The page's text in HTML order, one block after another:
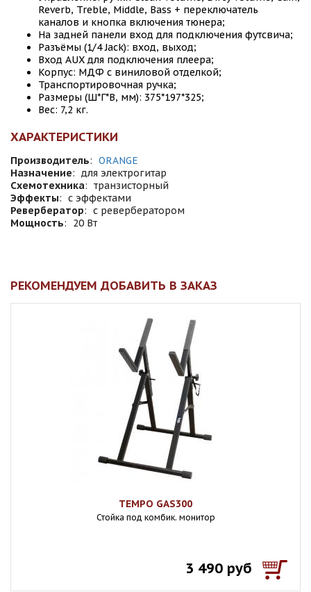
Reverb, Treble, Middle, Bass + переключатель
каналов и кнопка включения тюнера;
На задней панели вход для подключения футсвича;
Разъёмы (1/4 Jack): вход, выход;
Вход AUX для подключения плеера;
Корпус: МДФ с виниловой отделкой;
Транспортировочная ручка;
Размеры (Ш*Г*В, мм): 375*197*325;
Вес: 7,2 кг.
ХАРАКТЕРИСТИКИ
Производитель: ORANGE
Назначение: для электрогитар
Схемотехника: транзисторный
Эффекты: с эффектами
Ревербератор: с ревербератором
Мощность: 20 Вт
РЕКОМЕНДУЕМ ДОБАВИТЬ В ЗАКАЗ
TEMPO GAS300
Стойка под комбик. монитор
3 490 руб